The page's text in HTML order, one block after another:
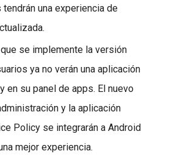
una experiencia de
se implemente la versión
ya no verán una aplicación
en su panel de apps. El nuevo
y la aplicación
Policy se integrarán a Android
mejor experiencia.